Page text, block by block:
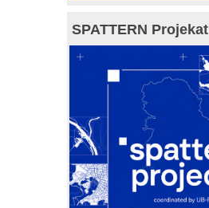
SPATTERN Projekat